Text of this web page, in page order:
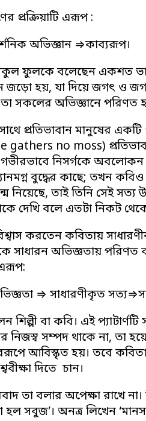
প্রক্রিয়াটি এরূপ :
অভিজ্ঞান ⇒কাব্যরূপ।
ফুলকে বলেছেন একশত ভাগ
জড়ো হয়, যা দিয়ে জগৎ ও
সকলের অভিজ্ঞানে পরিণত
প্রতিভাবান মানুষের
no moss)
গভীরভাবে নিসর্গকে
বুদ্ধের কাছে; তখন
নিয়েছে, তাই তিনি সেই
দেখি বলে এতটা নিকট
করতেন কবিতায়
সাধারন অভিজ্ঞতায় পরিণত
এরূপ:
⇒ সাধারণীকৃত
শিল্পী বা কবি। এই
নিজস্ব সম্পদ থাকে না, তা
আবিস্কৃত হয়। তবে
দিতে চান।
তা বলার অপেক্ষা রাখে
হল সবুজ’। অনত্র লিখেন